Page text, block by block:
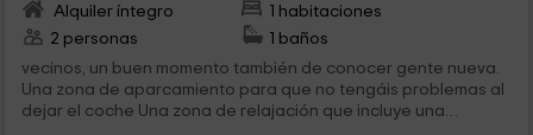
Alquiler íntegro
1 habitaciones
2 personas
1 baños
vecinos, un buen momento también de conocer gente nueva.
Una zona de aparcamiento para que no tengáis problemas al
dejar el coche Una zona de relajación que incluye una